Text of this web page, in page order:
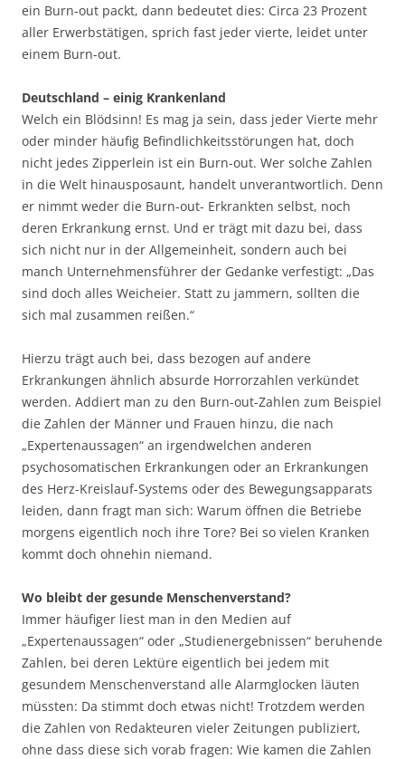
ein Burn-out packt, dann bedeutet dies: Circa 23 Prozent
aller Erwerbstätigen, sprich fast jeder vierte, leidet unter
einem Burn-out.
Deutschland – einig Krankenland
Welch ein Blödsinn! Es mag ja sein, dass jeder Vierte mehr
oder minder häufig Befindlichkeitsstörungen hat, doch
nicht jedes Zipperlein ist ein Burn-out. Wer solche Zahlen
in die Welt hinausposaunt, handelt unverantwortlich. Denn
er nimmt weder die Burn-out- Erkrankten selbst, noch
deren Erkrankung ernst. Und er trägt mit dazu bei, dass
sich nicht nur in der Allgemeinheit, sondern auch bei
manch Unternehmensführer der Gedanke verfestigt: „Das
sind doch alles Weicheier. Statt zu jammern, sollten die
sich mal zusammen reißen.“
Hierzu trägt auch bei, dass bezogen auf andere
Erkrankungen ähnlich absurde Horrorzahlen verkündet
werden. Addiert man zu den Burn-out-Zahlen zum Beispiel
die Zahlen der Männer und Frauen hinzu, die nach
„Expertenaussagen“ an irgendwelchen anderen
psychosomatischen Erkrankungen oder an Erkrankungen
des Herz-Kreislauf-Systems oder des Bewegungsapparats
leiden, dann fragt man sich: Warum öffnen die Betriebe
morgens eigentlich noch ihre Tore? Bei so vielen Kranken
kommt doch ohnehin niemand.
Wo bleibt der gesunde Menschenverstand?
Immer häufiger liest man in den Medien auf
„Expertenaussagen“ oder „Studienergebnissen“ beruhende
Zahlen, bei deren Lektüre eigentlich bei jedem mit
gesundem Menschenverstand alle Alarmglocken läuten
müssten: Da stimmt doch etwas nicht! Trotzdem werden
die Zahlen von Redakteuren vieler Zeitungen publiziert,
ohne dass diese sich vorab fragen: Wie kamen die Zahlen